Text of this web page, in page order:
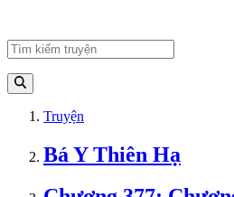
Truyện
Bá Y Thiên Hạ